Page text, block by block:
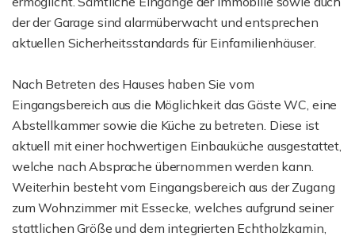
der der Garage sind alarmüberwacht und entsprechen
aktuellen Sicherheitsstandards für Einfamilienhäuser.
Nach Betreten des Hauses haben Sie vom
Eingangsbereich aus die Möglichkeit das Gäste WC, eine
Abstellkammer sowie die Küche zu betreten. Diese ist
aktuell mit einer hochwertigen Einbauküche ausgestattet,
welche nach Absprache übernommen werden kann.
Weiterhin besteht vom Eingangsbereich aus der Zugang
zum Wohnzimmer mit Essecke, welches aufgrund seiner
stattlichen Größe und dem integrierten Echtholzkamin,